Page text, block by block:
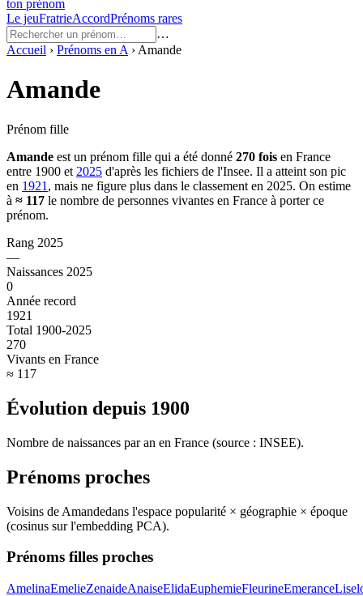
ton prénom
Le jeuFratrieAccordPrénoms rares
…
Accueil › Prénoms en A › Amande
Amande
Prénom fille
Amande est un prénom fille qui a été donné 270 fois en France
entre 1900 et 2025 d'après les fichiers de l'Insee. Il a atteint son pic
en 1921 , mais ne figure plus dans le classement en 2025. On estime
à ≈ 117 le nombre de personnes vivantes en France à porter ce
prénom.
Rang 2025
—
Naissances 2025
0
Année record
1921
Total 1900-2025
270
Vivants en France
≈ 117
Évolution depuis 1900
Nombre de naissances par an en France (source : INSEE).
Prénoms proches
Voisins de Amandedans l'espace popularité × géographie × époque
(cosinus sur l'embedding PCA).
Prénoms filles proches
AmelinaEmelieZenaideAnaiseElidaEuphemieFleurineEmerance